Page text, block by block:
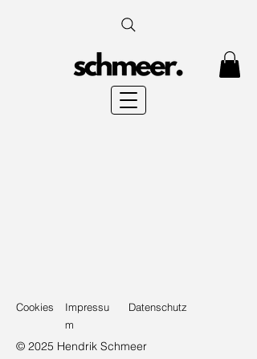
Cookies
Impressu
m
Datenschutz
© 2025 Hendrik Schmeer